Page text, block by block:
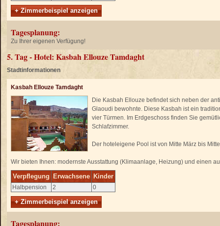
+ Zimmerbeispiel anzeigen
Tagesplanung:
Zu Ihrer eigenen Verfügung!
5. Tag - Hotel: Kasbah Ellouze Tamdaght
Stadtinformationen
Kasbah Ellouze Tamdaght
Die Kasbah Ellouze befindet sich neben der
Glaoudi bewohnte. Diese Kasbah ist ein
vier Türmen. Im Erdgeschoss finden Sie
Schlafzimmer.
Der hoteleigene Pool ist von Mitte März bis
Wir bieten Ihnen: modernste Ausstattung (Klimaanlage, Heizung) und einen
Verpflegung Erwachsene Kinder
Halbpension 2 0
+ Zimmerbeispiel anzeigen
Tagesplanung: